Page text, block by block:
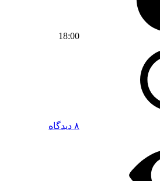
18:00
۸ دیدگاه